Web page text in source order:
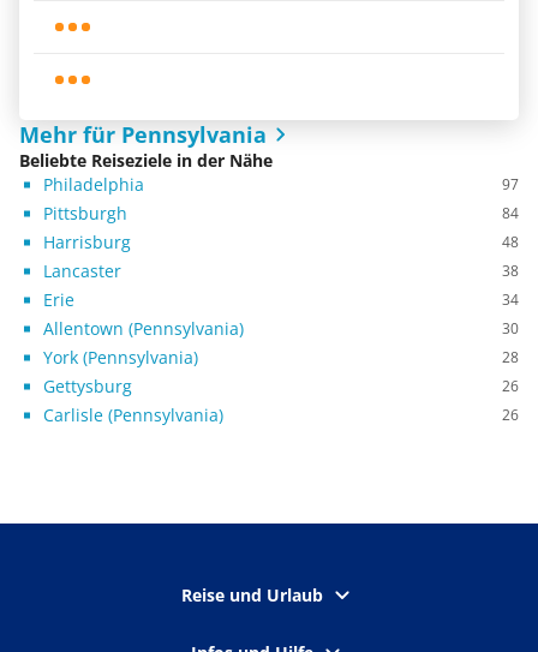
Mehr für Pennsylvania
Beliebte Reiseziele in der Nähe
Philadelphia
97
Pittsburgh 84
Harrisburg 48
Lancaster 38
Erie 34
Allentown (Pennsylvania) 30
York (Pennsylvania) 28
Gettysburg 26
Carlisle (Pennsylvania) 26
Reise und Urlaub